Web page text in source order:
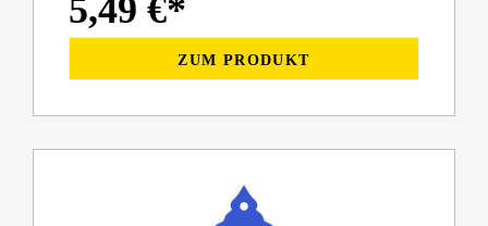
5,49 €*
ZUM PRODUKT